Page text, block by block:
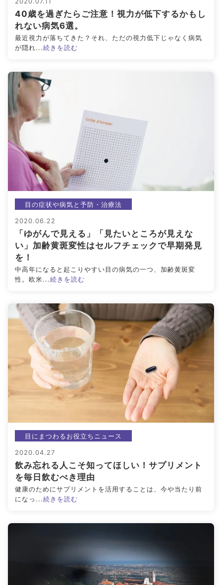
40歳を過ぎたらご注意！視力が低下するかもし
れない病気6選。
最近視力が落ちてきた？それ、ただの視力低下じゃなく病気
が隠れ...続きを読む
目の症状や病気と予防・治療法
2020.06.22
「ゆがんで見える」「見たいところが見えな
い」加齢黄斑変性はセルフチェックで早期発見
を！
中高年になると起こりやすい目の病気の一つ、加齢黄斑変
性。欧米...続きを読む
目にまつわるお役立ちニュース
2020.04.27
飲み忘れる人こそ知ってほしい！サプリメント
を毎日飲むべき理由
健康のためにサプリメントを活用することは、今や当たり前
になっ...続きを読む